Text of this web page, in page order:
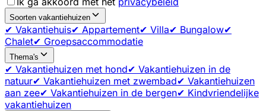
Soorten vakantiehuizen
✔ Vakantiehuis✔ Appartement✔ Villa✔ Bungalow✔
Chalet✔ Groepsaccommodatie
Thema's
✔ Vakantiehuizen met hond✔ Vakantiehuizen in de
natuur✔ Vakantiehuizen met zwembad✔ Vakantiehuizen
aan zee✔ Vakantiehuizen in de bergen✔ Kindvriendelijke
vakantiehuizen